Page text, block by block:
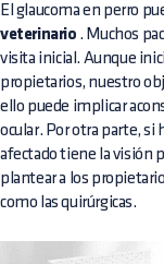
El glaucoma en perro
veterinario . Muchos
visita inicial. Aunque
propietarios, nuestro
ello puede implicar
ocular. Por otra parte, si
afectado tiene la visión
plantear a los
como las quirúrgicas.